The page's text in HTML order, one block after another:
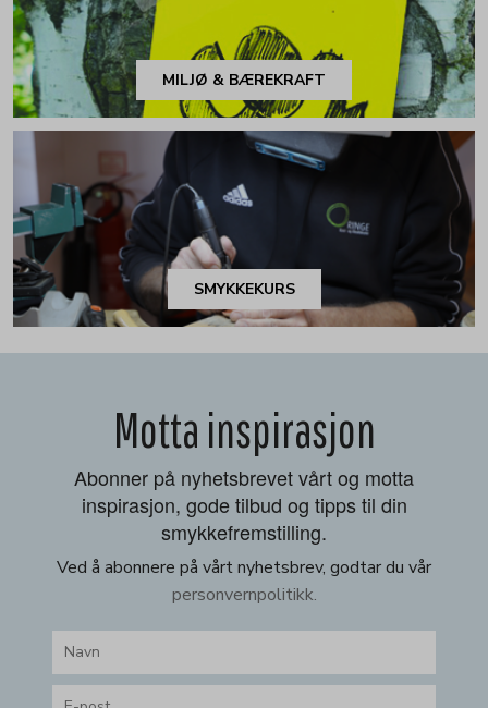
MILJØ & BÆREKRAFT
SMYKKEKURS
Motta inspirasjon
Abonner på nyhetsbrevet vårt og motta
inspirasjon, gode tilbud og tipps til din
smykkefremstilling.
Ved å abonnere på vårt nyhetsbrev, godtar du vår
personvernpolitikk.